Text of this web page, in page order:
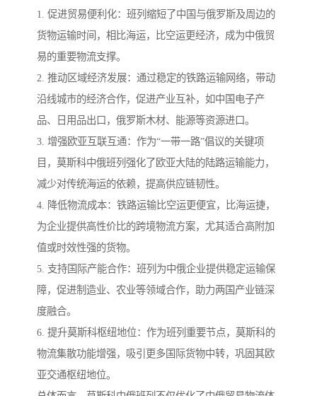
1. 促进贸易便利化：班列缩短了中国与俄罗斯及周边的
货物运输时间，相比海运，比空运更经济，成为中俄贸
易的重要物流支撑。
2. 推动区域经济发展：通过稳定的铁路运输网络，带动
沿线城市的经济合作，促进产业互补，如中国电子产
品、日用品出口，俄罗斯木材、能源等资源进口。
3. 增强欧亚互联互通：作为“一带一路”倡议的关键项
目，莫斯科中俄班列强化了欧亚大陆的陆路运输能力，
减少对传统海运的依赖，提高供应链韧性。
4. 降低物流成本：铁路运输比空运更便宜，比海运捷，
为企业提供高性价比的跨境物流方案，尤其适合高附加
值或时效性强的货物。
5. 支持国际产能合作：班列为中俄企业提供稳定运输保
障，促进制造业、农业等领域合作，助力两国产业链深
度融合。
6. 提升莫斯科枢纽地位：作为班列重要节点，莫斯科的
物流集散功能增强，吸引更多国际货物中转，巩固其欧
亚交通枢纽地位。